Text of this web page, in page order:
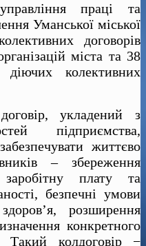
праці та
Уманської міської
договорів
міста та 38
колективних
укладений з
підприємства,
життєво
– збереження
плату та
безпечні умови
розширення
конкретного
Такий колдоговір −